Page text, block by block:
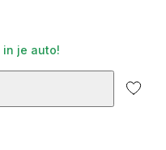
in je auto!